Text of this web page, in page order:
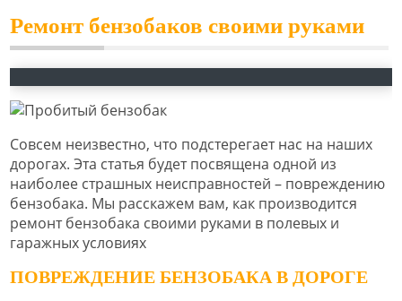
Ремонт бензобаков своими руками
Совсем неизвестно, что подстерегает нас на наших
дорогах. Эта статья будет посвящена одной из
наиболее страшных неисправностей – повреждению
бензобака. Мы расскажем вам, как производится
ремонт бензобака своими руками в полевых и
гаражных условиях
ПОВРЕЖДЕНИЕ БЕНЗОБАКА В ДОРОГЕ